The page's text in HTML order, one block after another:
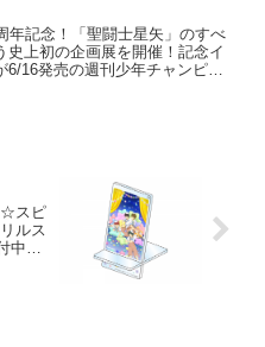
年記念！「聖闘士星矢」のすべ
史上初の企画展を開催！記念イ
6/16発売の週刊少年チャンピオ
☆スピ
ルス
中で